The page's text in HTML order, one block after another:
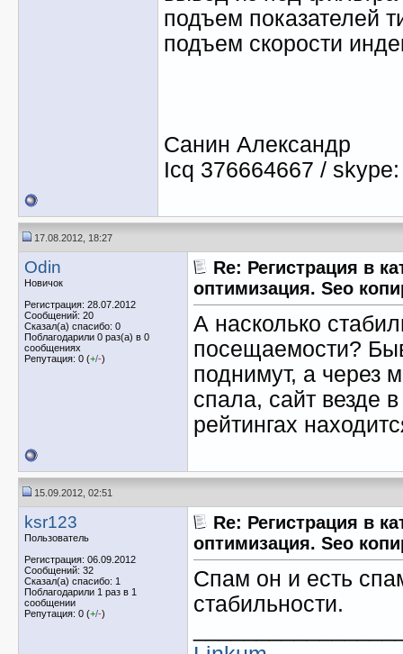
подъем показателей
подъем скорости
Санин Александр
Icq 376664667 /
17.08.2012, 18:27
Odin
Новичок
Регистрация: 28.07.2012
Сообщений: 20
Сказал(а) спасибо: 0
Поблагодарили 0 раз(а) в 0
сообщениях
Репутация: 0 (+/-)
Re: Регистрация в
оптимизация. Seo
А насколько
посещаемости?
поднимут, а через
спала, сайт везде
рейтингах
15.09.2012, 02:51
ksr123
Пользователь
Регистрация: 06.09.2012
Сообщений: 32
Сказал(а) спасибо: 1
Поблагодарили 1 раз в 1
сообщении
Репутация: 0 (+/-)
Re: Регистрация в
оптимизация. Seo
Спам он и есть
стабильности.